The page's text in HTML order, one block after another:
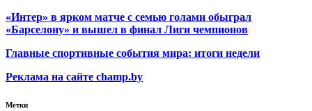
«Интер» в ярком матче с семью голами обыграл
«Барселону» и вышел в финал Лиги чемпионов
Главные спортивные события мира: итоги недели
Реклама на сайте champ.by
Метки